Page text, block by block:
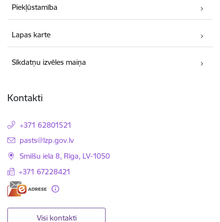
Piekļūstamība
Lapas karte
Sīkdatņu izvēles maiņa
Kontakti
+371 62801521
E-pasts:
pasts@lzp.gov.lv
Smilšu iela 8, Rīga, LV-1050
+371 67228421
Visi kontakti